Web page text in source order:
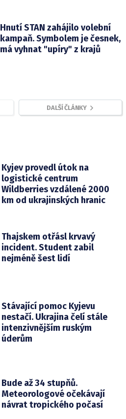
Hnutí STAN zahájilo volební
kampaň. Symbolem je česnek,
má vyhnat "upíry" z krajů
DALŠÍ ČLÁNKY
Kyjev provedl útok na
logistické centrum
Wildberries vzdálené 2000
km od ukrajinských hranic
Thajskem otřásl krvavý
incident. Student zabil
nejméně šest lidí
Stávající pomoc Kyjevu
nestačí. Ukrajina čelí stále
intenzivnějším ruským
úderům
Bude až 34 stupňů.
Meteorologové očekávají
návrat tropického počasí